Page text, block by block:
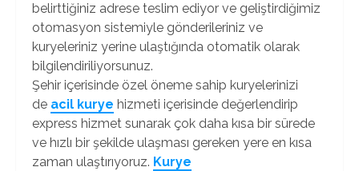
belirttiğiniz adrese teslim ediyor ve geliştirdiğimiz
otomasyon sistemiyle gönderileriniz ve
kuryeleriniz yerine ulaştığında otomatik olarak
bilgilendiriliyorsunuz.
Şehir içerisinde özel öneme sahip kuryelerinizi
de acil kurye hizmeti içerisinde değerlendirip
express hizmet sunarak çok daha kısa bir sürede
ve hızlı bir şekilde ulaşması gereken yere en kısa
zaman ulaştırıyoruz. Kurye